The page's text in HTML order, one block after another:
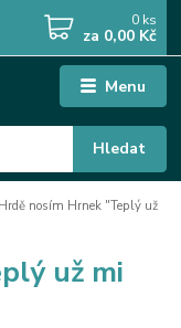
Menu
Hledat
0 ks
za 0,00 Kč
Hrdě nosím Hrnek "Teplý už
už mi